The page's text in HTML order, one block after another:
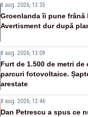
8 aug. 2026, 13:35
Groenlanda îi pune frână
Avertisment dur după
8 aug. 2026, 13:09
Furt de 1.500 de metri de
parcuri fotovoltaice.
arestate
8 aug. 2026, 12:46
Dan Petrescu a spus ce